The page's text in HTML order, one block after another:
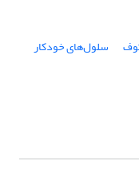
سلول‌های خودکار